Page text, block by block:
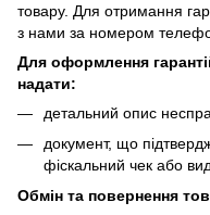
товару. Для отримання
з нами за номером
Для оформлення
надати:
детальний опис
документ, що
фіскальний чек або
Обмін та повернення